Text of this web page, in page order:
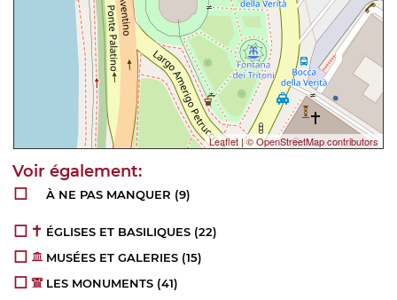
Leaflet |© OpenStreetMap contributors
À NE PAS MANQUER (9)
ÉGLISES ET BASILIQUES (22)
MUSÉES ET GALERIES (15)
LES MONUMENTS (41)